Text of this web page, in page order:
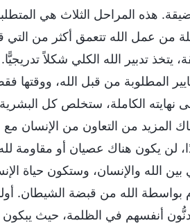
هذه المراحل الثلاث هي
من عمل الله تتعمق أكثر من التي
تدبير الله الكلي شكلاً تدريجيًّا.
المطلوبة من قبل الله، ووقتها
نهايته الكاملة، ستخلص كل
المزيد من التعاون من الإنسان مع
لن يكون هناك عصيان أو مقاومة
الله والإنسان، وستكون حياة
بواسطة الله من قبضة الشيطان.
أنفسهم في الظلمة، حيث